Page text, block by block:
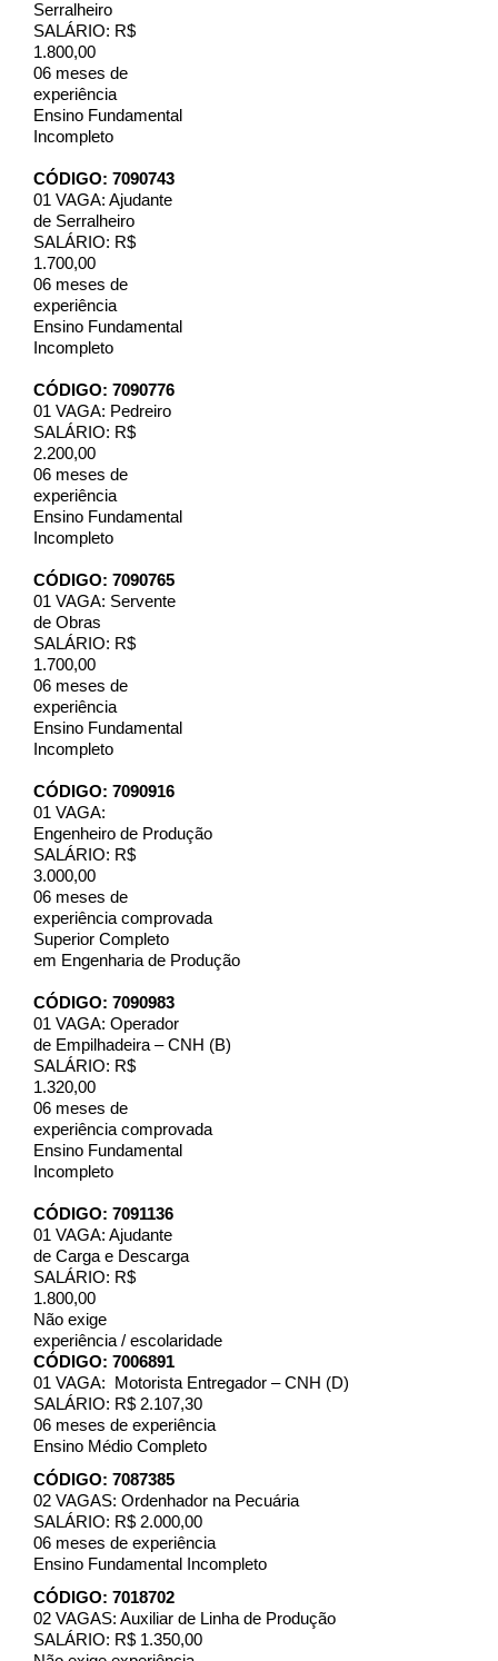
Serralheiro
SALÁRIO: R$
1.800,00
06 meses de
experiência
Ensino Fundamental
Incompleto
CÓDIGO: 7090743
01 VAGA: Ajudante
de Serralheiro
SALÁRIO: R$
1.700,00
06 meses de
experiência
Ensino Fundamental
Incompleto
CÓDIGO: 7090776
01 VAGA: Pedreiro
SALÁRIO: R$
2.200,00
06 meses de
experiência
Ensino Fundamental
Incompleto
CÓDIGO: 7090765
01 VAGA: Servente
de Obras
SALÁRIO: R$
1.700,00
06 meses de
experiência
Ensino Fundamental
Incompleto
CÓDIGO: 7090916
01 VAGA:
Engenheiro de Produção
SALÁRIO: R$
3.000,00
06 meses de
experiência comprovada
Superior Completo
em Engenharia de Produção
CÓDIGO: 7090983
01 VAGA: Operador
de Empilhadeira – CNH (B)
SALÁRIO: R$
1.320,00
06 meses de
experiência comprovada
Ensino Fundamental
Incompleto
CÓDIGO: 7091136
01 VAGA: Ajudante
de Carga e Descarga
SALÁRIO: R$
1.800,00
Não exige
experiência / escolaridade
CÓDIGO: 7006891
01 VAGA: Motorista Entregador – CNH (D)
SALÁRIO: R$ 2.107,30
06 meses de experiência
Ensino Médio Completo
CÓDIGO: 7087385
02 VAGAS: Ordenhador na Pecuária
SALÁRIO: R$ 2.000,00
06 meses de experiência
Ensino Fundamental Incompleto
CÓDIGO: 7018702
02 VAGAS: Auxiliar de Linha de Produção
SALÁRIO: R$ 1.350,00